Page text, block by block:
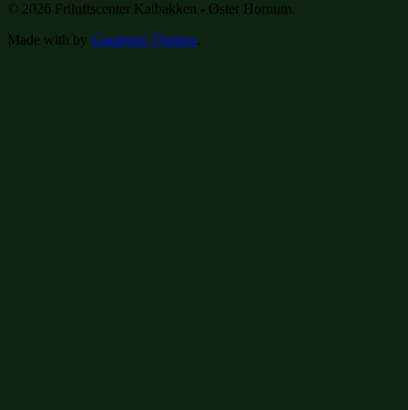
© 2026 Friluftscenter Katbakken - Øster Hornum.
Made with by Graphene Themes.